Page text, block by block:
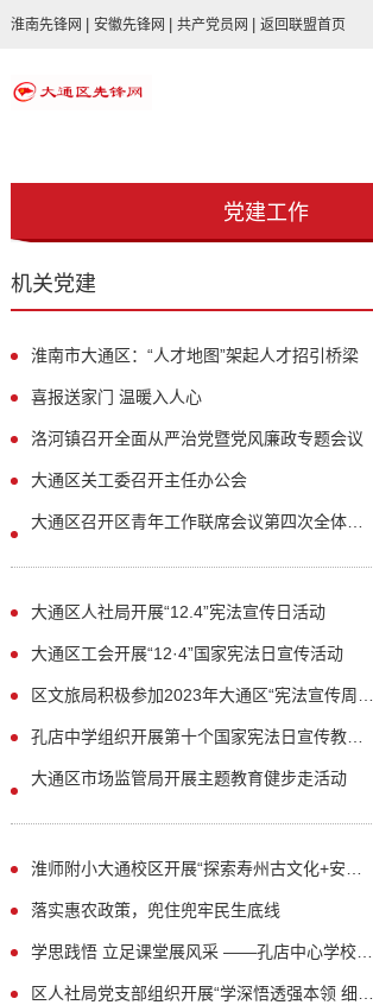
淮南先锋网 安徽先锋网 共产党员网 返回联盟首页
党建工作
机关党建
淮南市大通区：“人才地图”架起人才招引桥梁
喜报送家门 温暖入人心
洛河镇召开全面从严治党暨党风廉政专题会议
大通区关工委召开主任办公会
大通区召开区青年工作联席会议第四次全体会议
大通区人社局开展“12.4”宪法宣传日活动
大通区工会开展“12·4”国家宪法日宣传活动
孔店中学组织开展第十个国家宪法日宣传教育活动
大通区市场监管局开展主题教育健步走活动
落实惠农政策，兜住兜牢民生底线
学思践悟 立足课堂展风采 ——孔店中心学校开展党员示范课活动